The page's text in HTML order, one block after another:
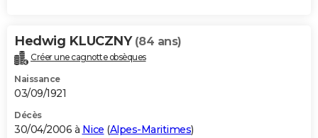
Hedwig KLUCZNY (84 ans)
Créer une cagnotte obsèques
Naissance
03/09/1921
Décès
30/04/2006 à Nice (Alpes-Maritimes)